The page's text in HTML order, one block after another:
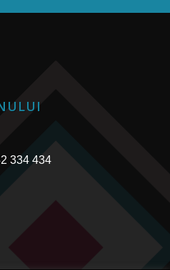
334 434